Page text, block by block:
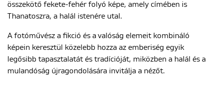
összekötő fekete-fehér folyó képe, amely címében is
Thanatoszra, a halál istenére utal.
A fotóművész a fikció és a valóság elemeit kombináló
képein keresztül közelebb hozza az emberiség egyik
legősibb tapasztalatát és tradícióját, miközben a halál és a
mulandóság újragondolására invitálja a nézőt.